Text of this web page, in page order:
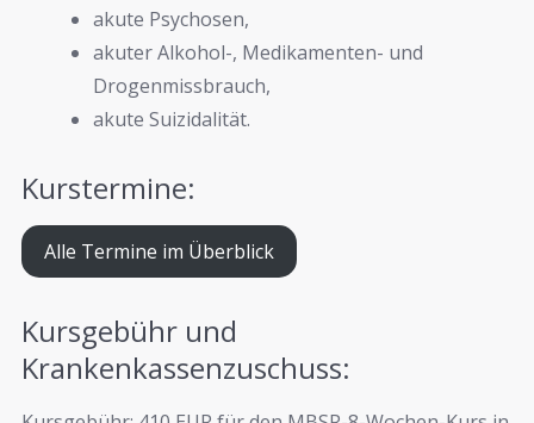
akute Psychosen,
akuter Alkohol-, Medikamenten- und
Drogenmissbrauch,
akute Suizidalität.
Kurstermine:
Alle Termine im Überblick
Kursgebühr und
Krankenkassenzuschuss: